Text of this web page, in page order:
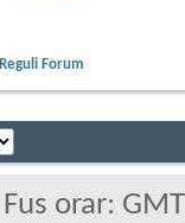
Reguli Forum
Fus orar: